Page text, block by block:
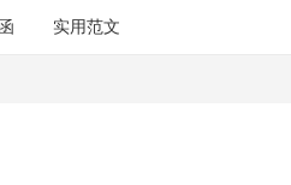
实用范文